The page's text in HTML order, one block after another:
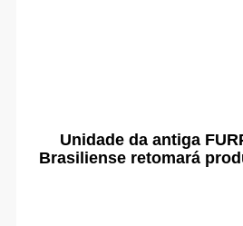
Unidade da antiga
Brasiliense retomará